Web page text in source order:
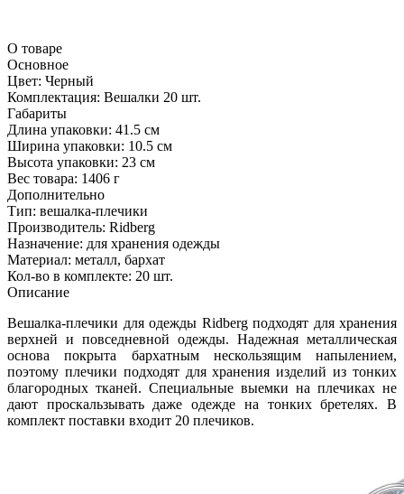
О товаре
Основное
Цвет: Черный
Комплектация: Вешалки 20 шт.
Габариты
Длина упаковки: 41.5 см
Ширина упаковки: 10.5 см
Высота упаковки: 23 см
Вес товара: 1406 г
Дополнительно
Тип: вешалка-плечики
Производитель: Ridberg
Назначение: для хранения одежды
Материал: металл, бархат
Кол-во в комплекте: 20 шт.
Описание
Вешалка-плечики для одежды Ridberg подходят для хранения
верхней и повседневной одежды. Надежная металлическая
основа покрыта бархатным нескользящим напылением,
поэтому плечики подходят для хранения изделий из тонких
благородных тканей. Специальные выемки на плечиках не
дают проскальзывать даже одежде на тонких бретелях. В
комплект поставки входит 20 плечиков.